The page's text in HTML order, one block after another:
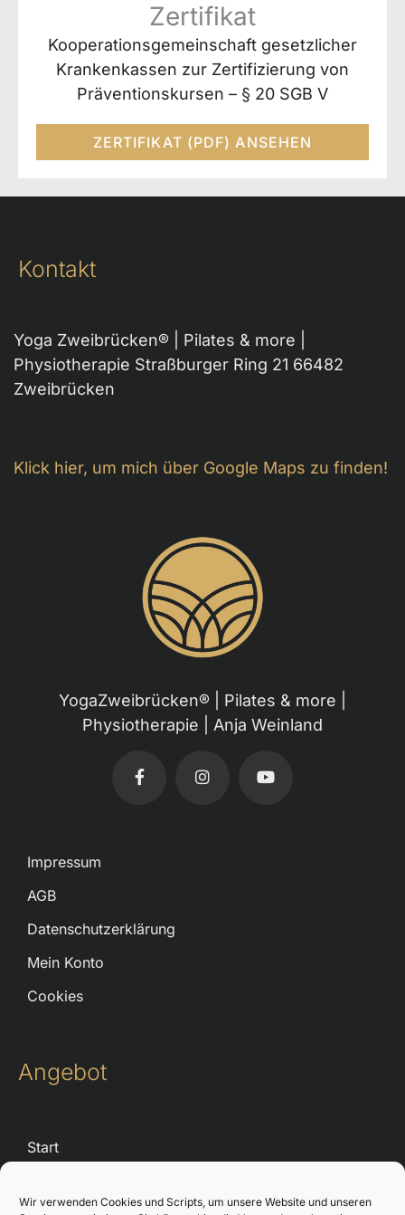
Wir verwenden Cookies und Scripts, um unsere Website und unseren
Zertifikat
Kooperationsgemeinschaft gesetzlicher
Krankenkassen zur Zertifizierung von
Präventionskursen – § 20 SGB V
ZERTIFIKAT (PDF) ANSEHEN
Kontakt
Yoga Zweibrücken® | Pilates & more |
Physiotherapie Straßburger Ring 21 66482
Zweibrücken
Klick hier, um mich über Google Maps zu finden!
YogaZweibrücken® | Pilates & more |
Physiotherapie | Anja Weinland
Impressum
AGB
Datenschutzerklärung
Mein Konto
Cookies
Angebot
Start